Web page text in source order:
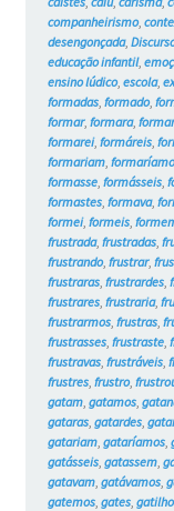
companheirismo,
desengonçada,
educação infantil,
ensino lúdico, escola,
formadas, formado,
formar, formara,
formarei, formáreis,
formariam,
formasse, formásseis,
formastes, formava,
formei, formeis,
frustrada, frustradas,
frustrando, frustrar,
frustraras, frustrardes,
frustrares, frustraria,
frustrarmos, frustras,
frustrasses, frustraste,
frustravas, frustráveis,
frustres, frustro,
gatam, gatamos,
gataras, gatardes,
gatariam, gataríamos,
gatásseis, gatassem,
gatavam, gatávamos,
gatemos, gates,